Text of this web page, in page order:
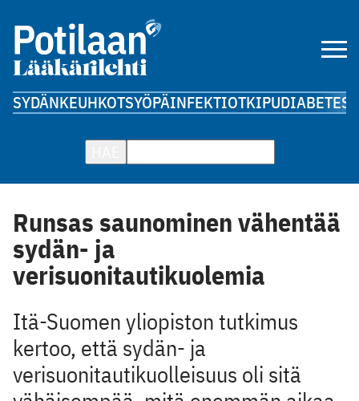
SYDÄNKEUHKOTSYÖPÄINFEKTIOTKIPUDIABETES
Runsas saunominen vähentää
sydän- ja
verisuonitautikuolemia
Itä-Suomen yliopiston tutkimus
kertoo, että sydän- ja
verisuonitautikuolleisuus oli sitä